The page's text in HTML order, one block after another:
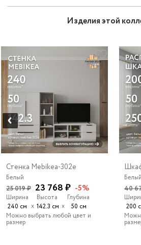
Изделия этой
Стенка Mebikea-302e
Белый
25 019 ₽ 23 768 ₽ -5%
Ширина
240 см х
Высота
142.3 см х
Глубина
50 см
Можно выбрать любой цвет и
размер
Белый
40
200